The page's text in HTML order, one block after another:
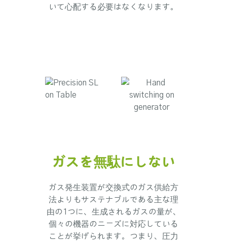
いて心配する必要はなくなります。
ガスを無駄にしない
ガス発生装置が交換式のガス供給方
法よりもサステナブルである主な理
由の1つに、生成されるガスの量が、
個々の機器のニーズに対応している
ことが挙げられます。つまり、圧力